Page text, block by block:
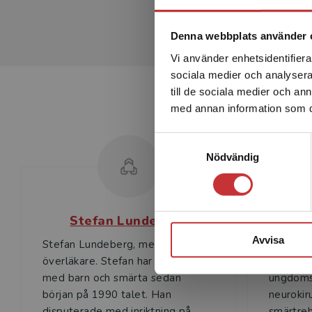
Denna webbplats använder
Vi använder
sociala medier och
till de sociala medier och
med annan information som
Nödvändig
Avvisa
Stefan Lundeberg
Stefan Lundeberg, med.dr,
överläkare. Stefan har arbetat
med barn och smärta sedan
början på 1990 talet. Han
Ulla